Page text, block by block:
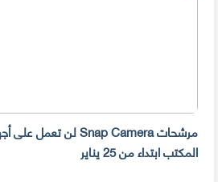
المكتب ابتداء من 25 يناير